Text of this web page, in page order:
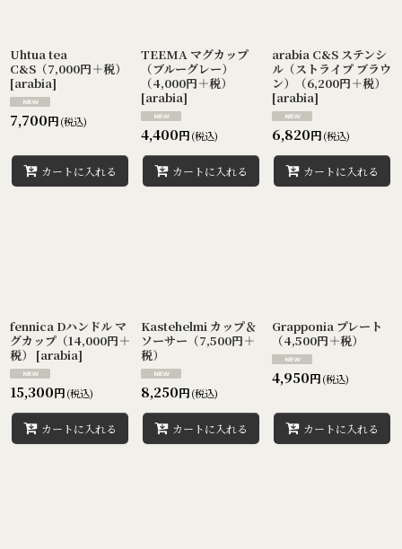
Uhtua tea
C&S（7,000円＋税）
[arabia]
7,700円(税込)
カートに入れる
TEEMA マグカップ
（ブルーグレー）
（4,000円＋税）
[arabia]
4,400円(税込)
カートに入れる
arabia C&S ステンシ
ル（ストライプ ブラウ
ン）（6,200円＋税）
[arabia]
6,820円(税込)
カートに入れる
fennica Dハンドル マ
グカップ（14,000円＋
税）
[arabia]
15,300円(税込)
カートに入れる
Kastehelmi カップ＆
ソーサー（7,500円＋
税）
8,250円(税込)
カートに入れる
Grapponia プレート
（4,500円＋税）
4,950円(税込)
カートに入れる